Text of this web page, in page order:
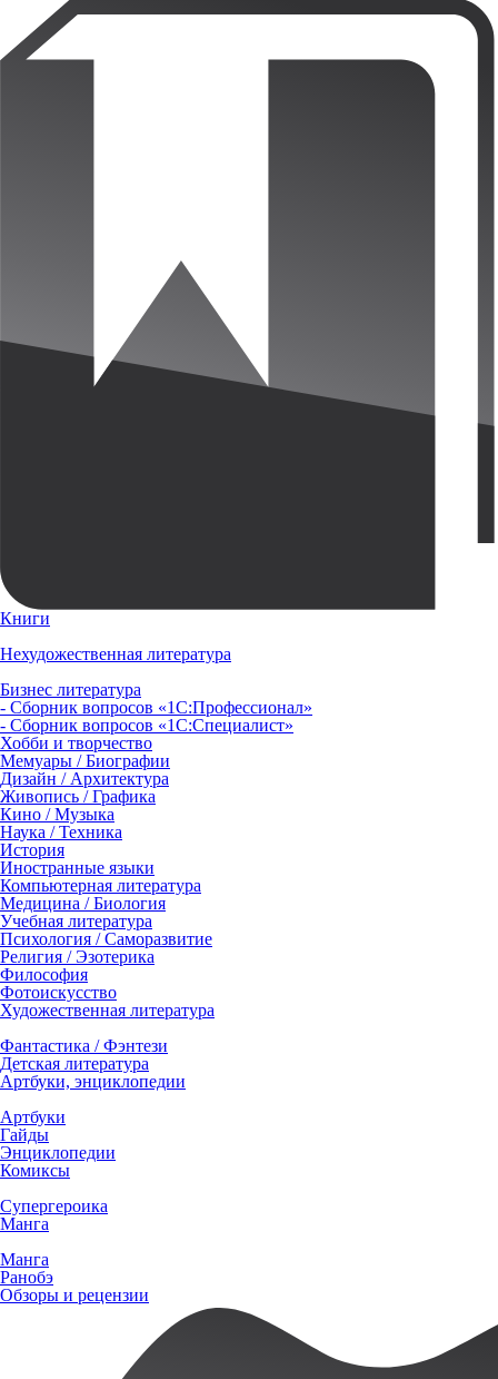
Книги
Нехудожественная литература
Бизнес литература
- Сборник вопросов «1С:Профессионал»
- Сборник вопросов «1С:Специалист»
Хобби и творчество
Мемуары / Биографии
Дизайн / Архитектура
Живопись / Графика
Кино / Музыка
Наука / Техника
История
Иностранные языки
Компьютерная литература
Медицина / Биология
Учебная литература
Психология / Саморазвитие
Религия / Эзотерика
Философия
Фотоискусство
Художественная литература
Фантастика / Фэнтези
Детская литература
Артбуки, энциклопедии
Артбуки
Гайды
Энциклопедии
Комиксы
Супергероика
Манга
Манга
Ранобэ
Обзоры и рецензии